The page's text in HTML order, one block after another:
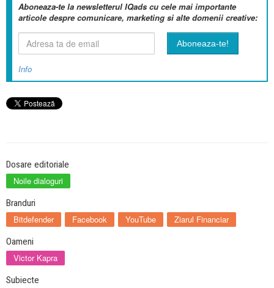
Aboneaza-te la newsletterul IQads cu cele mai importante
articole despre comunicare, marketing si alte domenii creative:
Info
Dosare editoriale
Noile dialoguri
Branduri
Bitdefender Facebook YouTube Ziarul Financiar
Oameni
Victor Kapra
Subiecte